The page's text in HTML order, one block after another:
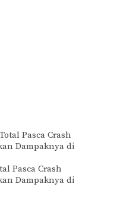
Pasca Crash
Dampaknya di